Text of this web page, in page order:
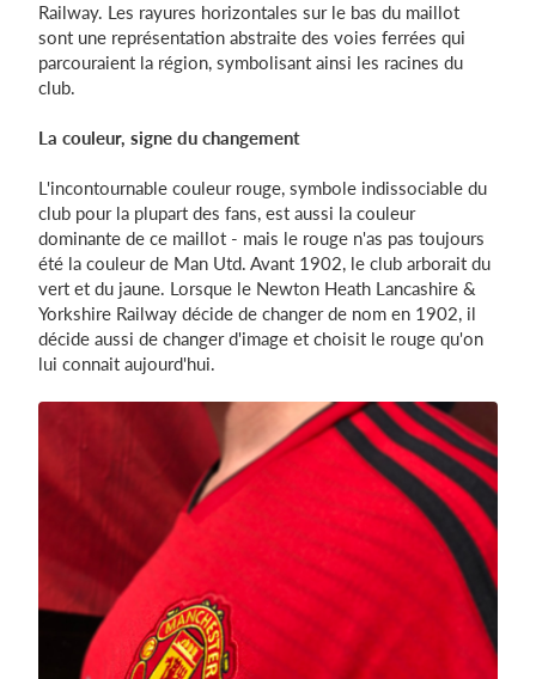
Railway. Les rayures horizontales sur le bas du maillot
sont une représentation abstraite des voies ferrées qui
parcouraient la région, symbolisant ainsi les racines du
club.
La couleur, signe du changement
L'incontournable couleur rouge, symbole indissociable du
club pour la plupart des fans, est aussi la couleur
dominante de ce maillot - mais le rouge n'as pas toujours
été la couleur de Man Utd. Avant 1902, le club arborait du
vert et du jaune. Lorsque le Newton Heath Lancashire &
Yorkshire Railway décide de changer de nom en 1902, il
décide aussi de changer d'image et choisit le rouge qu'on
lui connait aujourd'hui.